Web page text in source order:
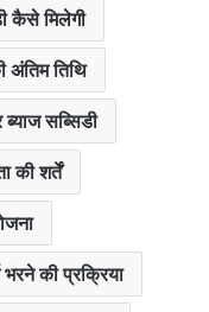
कैसे मिलेगी
अंतिम तिथि
सब्सिडी
की शर्तें
भरने की प्रक्रिया